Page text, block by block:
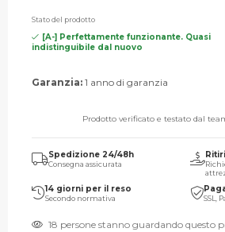
Stato del prodotto
[A-] Perfettamente funzionante. Quasi
indistinguibile dal nuovo
Garanzia: 1 anno di garanzia
Prodotto verificato e testato dal
Spedizione 24/48h
Consegna assicurata
14 giorni per il reso
Secondo normativa SSL,
18 persone stanno guardando questo